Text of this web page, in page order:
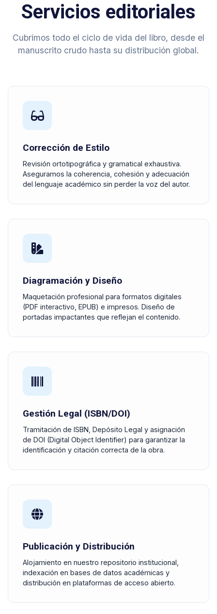
Servicios editoriales
Cubrimos todo el ciclo de vida del libro, desde el
manuscrito crudo hasta su distribución global.
Corrección de Estilo
Revisión ortotipográfica y gramatical exhaustiva.
Aseguramos la coherencia, cohesión y adecuación
del lenguaje académico sin perder la voz del autor.
Diagramación y Diseño
Maquetación profesional para formatos digitales
(PDF interactivo, EPUB) e impresos. Diseño de
portadas impactantes que reflejan el contenido.
Gestión Legal (ISBN/DOI)
Tramitación de ISBN, Depósito Legal y asignación
de DOI (Digital Object Identifier) para garantizar la
identificación y citación correcta de la obra.
Publicación y Distribución
Alojamiento en nuestro repositorio institucional,
indexación en bases de datos académicas y
distribución en plataformas de acceso abierto.